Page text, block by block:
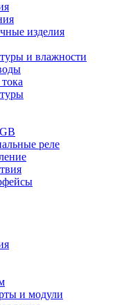
изделия
и влажности
реле
и модули